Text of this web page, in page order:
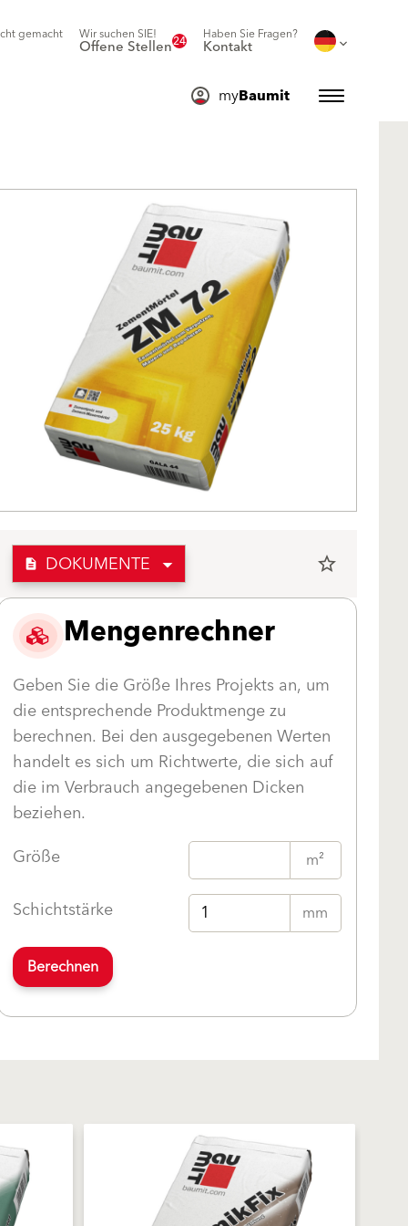
gemacht Wir suchen SIE!
Offene Stellen24 Haben Sie Fragen?
Kontakt
myBaumit
description DOKUMENTE star_border
Mengenrechner
Geben Sie die Größe Ihres Projekts an, um
die entsprechende Produktmenge zu
berechnen. Bei den ausgegebenen Werten
handelt es sich um Richtwerte, die sich auf
die im Verbrauch angegebenen Dicken
beziehen.
Größe
m²
Schichtstärke mm
Berechnen